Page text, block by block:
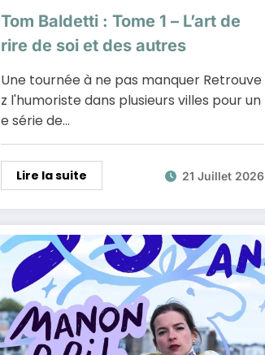
Tom Baldetti : Tome 1 – L’art de
rire de soi et des autres
Une tournée à ne pas manquer Retrouve
z l'humoriste dans plusieurs villes pour un
e série de…
Lire la suite 21 Juillet 2026